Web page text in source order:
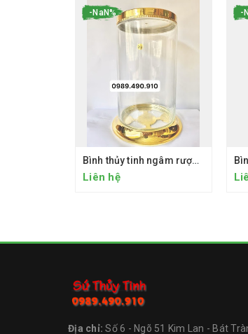
-NaN%
Bình thủy tinh ngâm rượu PH 21.8L
Liên hệ
-
Địa chỉ:Số 6 - Ngõ 51 Kim Lan - Bát